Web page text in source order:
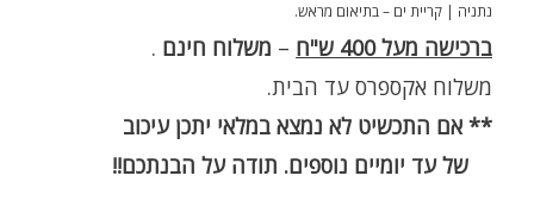
נתניה | קריית ים – בתיאום מראש.
ברכישה מעל 400 ש"ח – משלוח חינם .
משלוח אקספרס עד הבית.
** אם התכשיט לא נמצא במלאי יתכן עיכוב
של עד יומיים נוספים. תודה על הבנתכם!!